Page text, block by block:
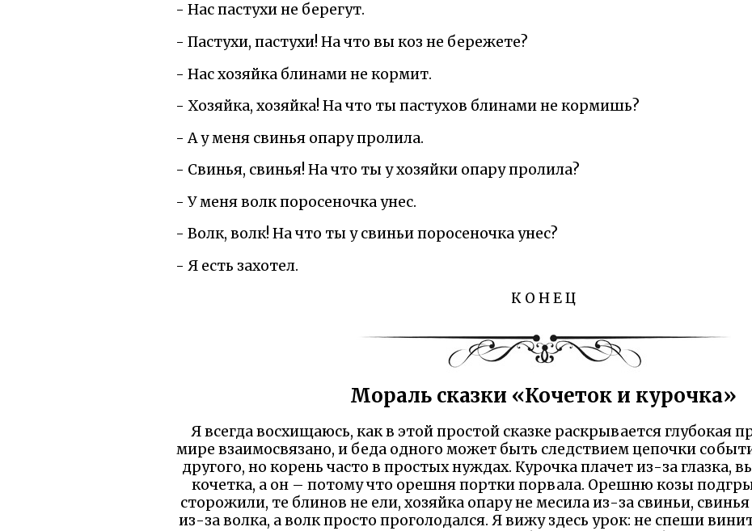
- Нас пастухи не берегут.
- Пастухи, пастухи! На что вы коз не бережете?
- Нас хозяйка блинами не кормит.
- Хозяйка, хозяйка! На что ты пастухов блинами не кормишь?
- А у меня свинья опару пролила.
- Свинья, свинья! На что ты у хозяйки опару пролила?
- У меня волк поросеночка унес.
- Волк, волк! На что ты у свиньи поросеночка унес?
- Я есть захотел.
К О Н Е Ц
Мораль сказки «Кочеток и курочка»
Я всегда восхищаюсь, как в этой простой сказке раскрывается глубокая
мире взаимосвязано, и беда одного может быть следствием цепочки
другого, но корень часто в простых нуждах. Курочка плачет из-за
кочетка, а он – потому что орешня портки порвала. Орешню козы
сторожили, те блинов не ели, хозяйка опару не месила из-за свиньи,
из-за волка, а волк просто проголодался. Я вижу здесь урок: не спеши